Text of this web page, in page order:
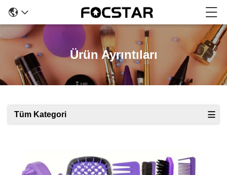
Ürün Ayrıntıları
Tüm Kategori